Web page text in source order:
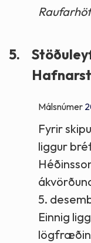
5.
Málsnúmer
Fyrir
liggur
5.
Einnig